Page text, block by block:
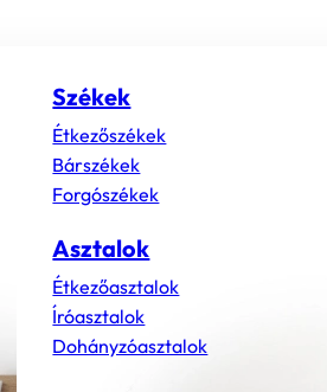
Székek
Étkezőszékek
Bárszékek
Forgószékek
Asztalok
Étkezőasztalok
Íróasztalok
Dohányzóasztalok